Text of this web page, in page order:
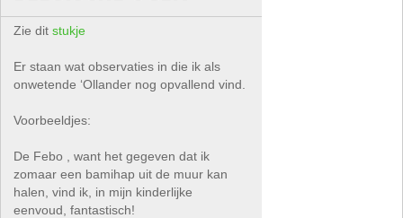
Zie ditstukje
Er staan wat observaties in die ik als
onwetende ‘Ollander nog opvallend vind.
Voorbeeldjes:
De Febo , want het gegeven dat ik
zomaar een bamihap uit de muur kan
halen, vind ik, in mijn kinderlijke
eenvoud, fantastisch!